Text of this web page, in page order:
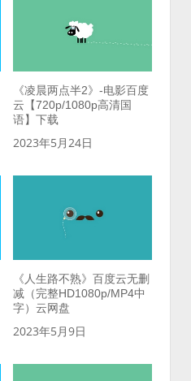
《凌晨两点半2》-电影百度
云【720p/1080p高清国
语】下载
2023年5月24日
《人生路不熟》百度云无删
减（完整HD1080p/MP4中
字）云网盘
2023年5月9日